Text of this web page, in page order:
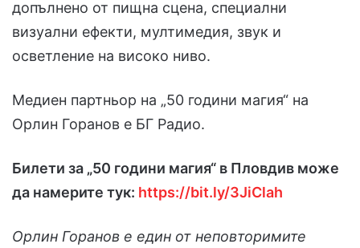
допълнено от пищна сцена, специални
визуални ефекти, мултимедия, звук и
осветление на високо ниво.
Медиен партньор на „50 години магия“ на
Орлин Горанов е БГ Радио.
Билети за „50 години магия“ в Пловдив може
да намерите тук: https://bit.ly/3JiClah
Орлин Горанов е един от неповторимите